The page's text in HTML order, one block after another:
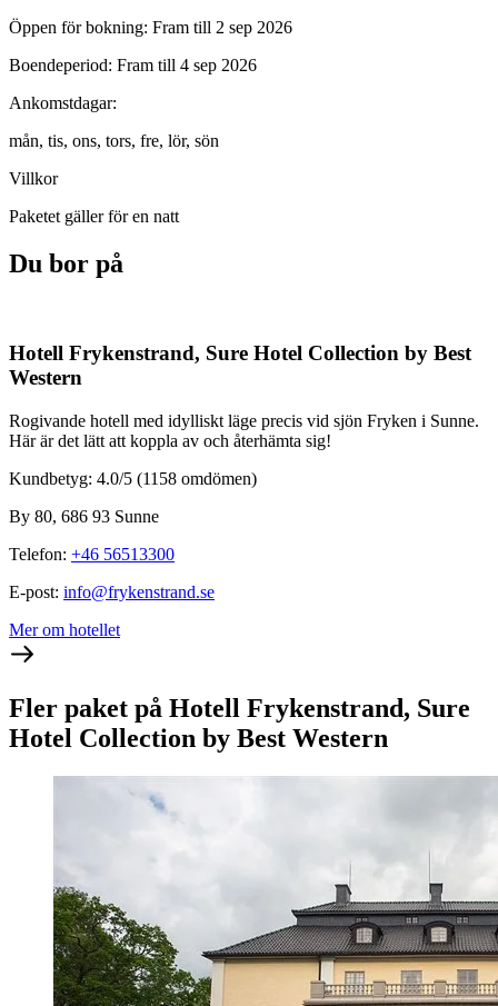
Öppen för bokning: Fram till 2 sep 2026
Boendeperiod: Fram till 4 sep 2026
Ankomstdagar:
mån, tis, ons, tors, fre, lör, sön
Villkor
Paketet gäller för en natt
Du bor på
Hotell Frykenstrand, Sure Hotel Collection by Best
Western
Rogivande hotell med idylliskt läge precis vid sjön Fryken i Sunne.
Här är det lätt att koppla av och återhämta sig!
Kundbetyg: 4.0/5 (1158 omdömen)
By 80, 686 93 Sunne
Telefon: +46 56513300
E-post: info@frykenstrand.se
Mer om hotellet
Fler paket på Hotell Frykenstrand, Sure
Hotel Collection by Best Western